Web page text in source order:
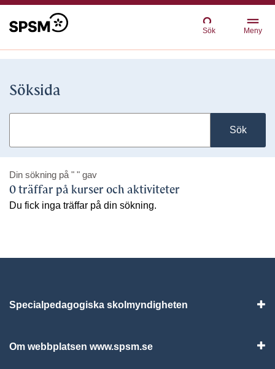
Sök Meny
Söksida
Sök
Din sökning på " " gav
0 träffar på kurser och aktiviteter
Du fick inga träffar på din sökning.
Specialpedagogiska skolmyndigheten
Om webbplatsen www.spsm.se